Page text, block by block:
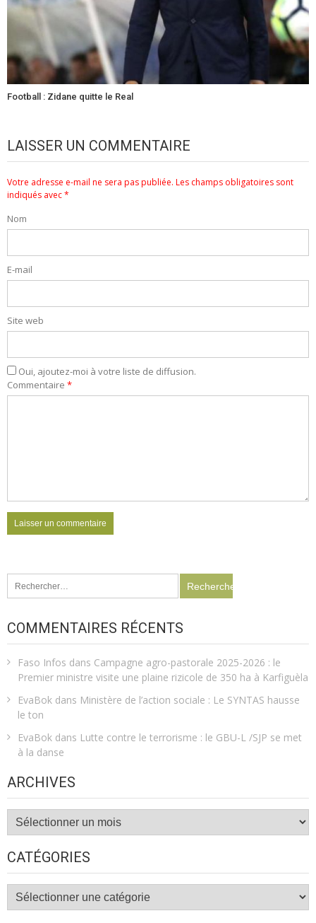
Football : Zidane quitte le Real
LAISSER UN COMMENTAIRE
Votre adresse e-mail ne sera pas publiée. Les champs obligatoires sont
indiqués avec*
Nom
E-mail
Site web
Oui, ajoutez-moi à votre liste de diffusion.
Commentaire *
COMMENTAIRES RÉCENTS
Faso Infos dans Campagne agro-pastorale 2025-2026 : le
Premier ministre visite une plaine rizicole de 350 ha à Karfiguèla
EvaBok dans Ministère de l’action sociale : Le SYNTAS hausse
le ton
EvaBok dans Lutte contre le terrorisme : le GBU-L /SJP se met
à la danse
ARCHIVES
Archives
CATÉGORIES
Catégories